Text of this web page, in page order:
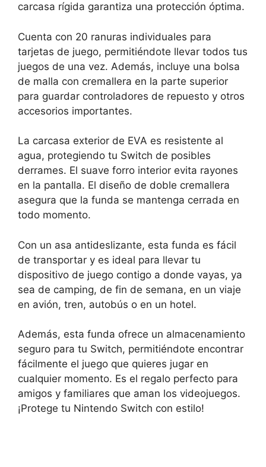
carcasa rígida garantiza una protección óptima.
Cuenta con 20 ranuras individuales para
tarjetas de juego, permitiéndote llevar todos tus
juegos de una vez. Además, incluye una bolsa
de malla con cremallera en la parte superior
para guardar controladores de repuesto y otros
accesorios importantes.
La carcasa exterior de EVA es resistente al
agua, protegiendo tu Switch de posibles
derrames. El suave forro interior evita rayones
en la pantalla. El diseño de doble cremallera
asegura que la funda se mantenga cerrada en
todo momento.
Con un asa antideslizante, esta funda es fácil
de transportar y es ideal para llevar tu
dispositivo de juego contigo a donde vayas, ya
sea de camping, de fin de semana, en un viaje
en avión, tren, autobús o en un hotel.
Además, esta funda ofrece un almacenamiento
seguro para tu Switch, permitiéndote encontrar
fácilmente el juego que quieres jugar en
cualquier momento. Es el regalo perfecto para
amigos y familiares que aman los videojuegos.
¡Protege tu Nintendo Switch con estilo!